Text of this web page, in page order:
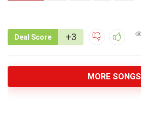
Deal Score +3
MORE SONGS